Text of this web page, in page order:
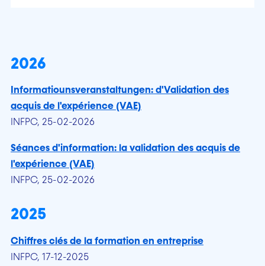
2026
Informatiounsveranstaltungen: d'Validation des
acquis de l'expérience (VAE)
INFPC, 25-02-2026
Séances d'information: la validation des acquis de
l'expérience (VAE)
INFPC, 25-02-2026
2025
Chiffres clés de la formation en entreprise
INFPC, 17-12-2025